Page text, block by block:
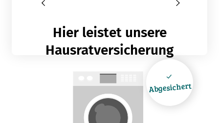
Hier leistet unsere
Hausratversicherung
Abgesichert